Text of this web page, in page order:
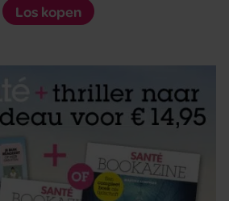
Los kopen